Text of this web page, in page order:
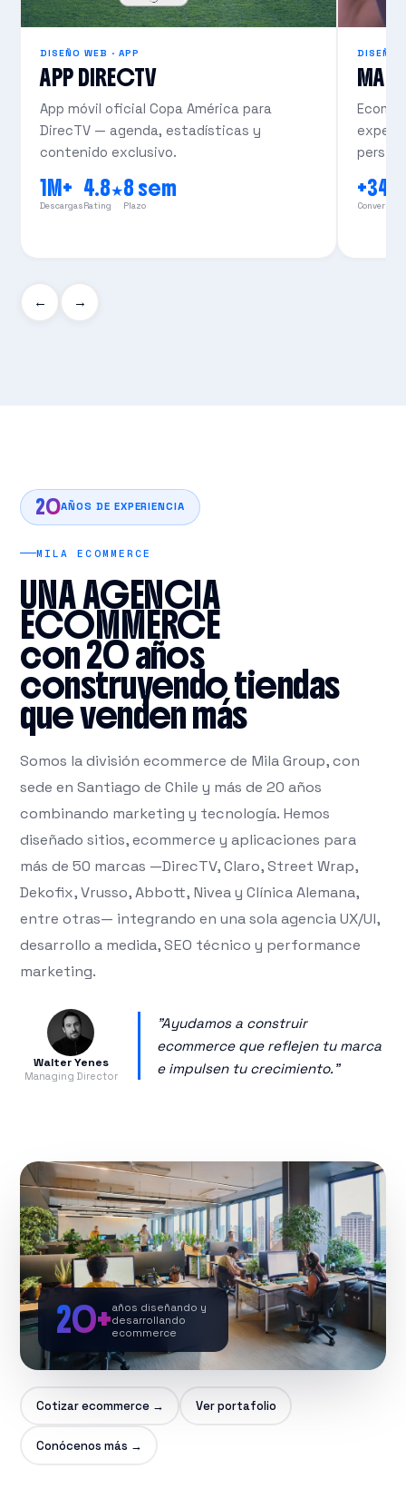
DISEÑO WEB · APP
APP DIRECTV
App móvil oficial Copa América para
DirecTV — agenda, estadísticas y
contenido exclusivo.
1M+
Descargas
4.8★
Rating
8 sem
Plazo
DISEÑO
Conversión
← →
20AÑOS DE EXPERIENCIA
MILA ECOMMERCE
UNA AGENCIA
ECOMMERCE
con 20 años
construyendo tiendas
que venden más
Somos la división ecommerce de Mila Group, con
sede en Santiago de Chile y más de 20 años
combinando marketing y tecnología. Hemos
diseñado sitios, ecommerce y aplicaciones para
más de 50 marcas —DirecTV, Claro, Street Wrap,
Dekofix, Vrusso, Abbott, Nivea y Clínica Alemana,
entre otras— integrando en una sola agencia UX/UI,
desarrollo a medida, SEO técnico y performance
marketing.
Walter Yenes
Managing Director
"Ayudamos a construir
ecommerce que reflejen tu marca
e impulsen tu crecimiento."
▶
20+años diseñando y
desarrollando
ecommerce
Cotizar ecommerce → Ver portafolio
Conócenos más →